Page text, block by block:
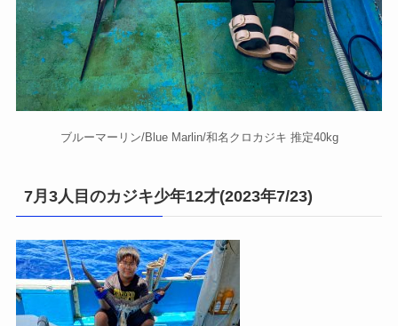
ブルーマーリン/Blue Marlin/和名クロカジキ 推定40kg
7月3人目のカジキ少年12才(2023年7/23)